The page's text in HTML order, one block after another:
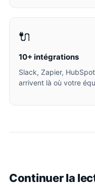
🔌
10+ intégrations
Slack, Zapier,
arrivent là où votre
Continuer la